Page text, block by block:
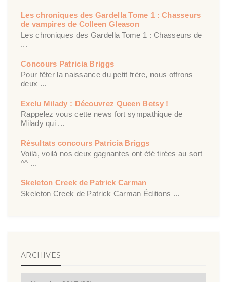
Les chroniques des Gardella Tome 1 : Chasseurs
de vampires de Colleen Gleason
Les chroniques des Gardella Tome 1 : Chasseurs de
...
Concours Patricia Briggs
Pour fêter la naissance du petit frère, nous offrons
deux ...
Exclu Milady : Découvrez Queen Betsy !
Rappelez vous cette news fort sympathique de
Milady qui ...
Résultats concours Patricia Briggs
Voilà, voilà nos deux gagnantes ont été tirées au sort
^^ ...
Skeleton Creek de Patrick Carman
Skeleton Creek de Patrick Carman Éditions ...
ARCHIVES